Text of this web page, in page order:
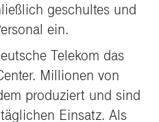
geschultes und
ein.
Telekom das
Millionen von
produziert und sind
Einsatz. Als